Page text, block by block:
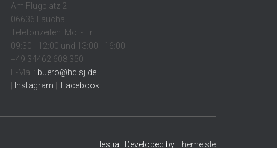
Am Flugplatz 2
06636 Laucha
Telefonzeiten: Mo. - Fr.
09:30 - 12:00 und 13:00 - 16:00
+49 34462 608 350
E-Mail: buero@hdlsj.de
Instagram Facebook
Hestia | Developed byThemeIsle